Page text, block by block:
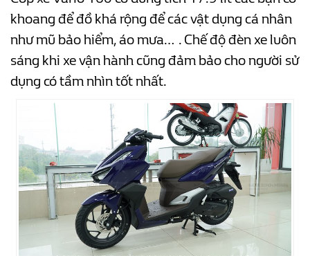
khoang để đồ khá rộng để các vật dụng cá nhân
như mũ bảo hiểm, áo mưa… . Chế độ đèn xe luôn
sáng khi xe vận hành cũng đảm bảo cho người sử
dụng có tầm nhìn tốt nhất.